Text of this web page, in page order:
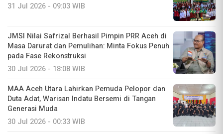
31 Jul 2026 - 09:03 WIB
JMSI Nilai Safrizal Berhasil Pimpin PRR Aceh di
Masa Darurat dan Pemulihan: Minta Fokus Penuh
pada Fase Rekonstruksi
30 Jul 2026 - 18:08 WIB
MAA Aceh Utara Lahirkan Pemuda Pelopor dan
Duta Adat, Warisan Indatu Bersemi di Tangan
Generasi Muda
30 Jul 2026 - 00:33 WIB